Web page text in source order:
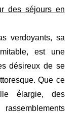
des séjours en
verdoyants, sa
est une
désireux de se
Que ce
élargie, des